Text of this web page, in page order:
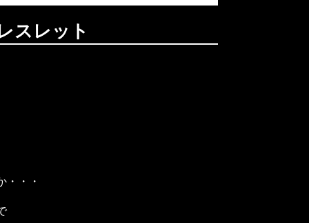
スレット
・・・